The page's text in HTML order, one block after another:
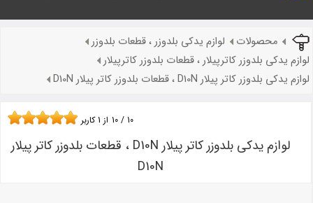
محصولات
لوازم یدکی بلدوزر ، قطعات بلدوزر
لوازم یدکی بلدوزر کاترپیلار ، قطعات بلدوزر کاترپیلار
لوازم یدکی بلدوزر کاتر پیلار D10N ، قطعات بلدوزر کاتر پیلار D10N
لوازم یدکی بلدوزر کاتر پیلار D10N ، قطعات بلدوزر کاتر پیلار
D10N
10 / 10 از 1کاربر